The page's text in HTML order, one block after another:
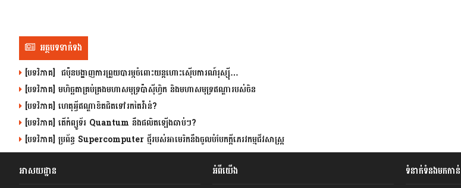
អត្ថបទទាក់ទង
[បទវិភាគ] ជប៉ុនបង្ហាញការព្រួយបារម្ភចំពោះយន្តហោះស៊ើបការណ៍រុស្ស៊ី…
[បទវិភាគ] មហិច្ឆតាគ្រប់គ្រងមហាសមុទ្រប៉ាស៊ីហ្វិក និងមហាសមុទ្រឥណ្ឌារបស់ចិន
[បទវិភាគ] ហេតុអ្វីឥណ្ឌាខិតជិតទៅរកតៃវ៉ាន់?
[បទវិភាគ] តើកំព្យូទ័រ Quantum នឹងផលិតឡើងឆាប់ៗ?
[បទវិភាគ] ប្រព័ន្ធ Supercomputer ថ្មីរបស់អាមេរិកនឹងចូលបំបែកក្តីភេរវកម្មជីវសាស្រ្ត
អាសយដ្ឋាន អំពីយើង ទំនាក់ទំនងមកក